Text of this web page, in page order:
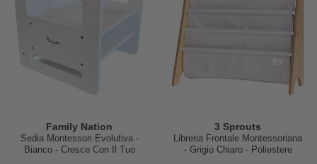
Family Nation
Sedia Montessori Evolutiva -
Bianco - Cresce Con Il Tuo
3 Sprouts
Libreria Frontale Montessoriana
- Grigio Chiaro - Poliestere